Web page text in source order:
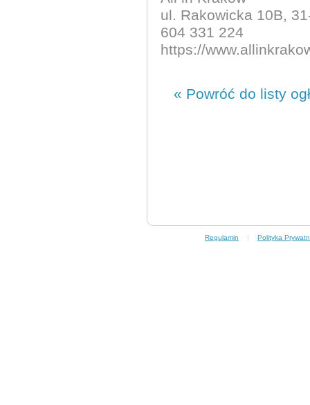
ul. Rakowicka 10B,
604 331 224
https://
« Powróć do listy
Regulamin | Polityka